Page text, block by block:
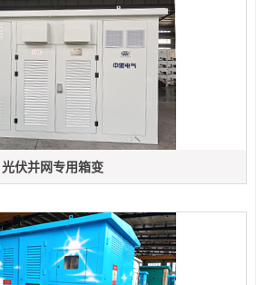
光伏并网专用箱变